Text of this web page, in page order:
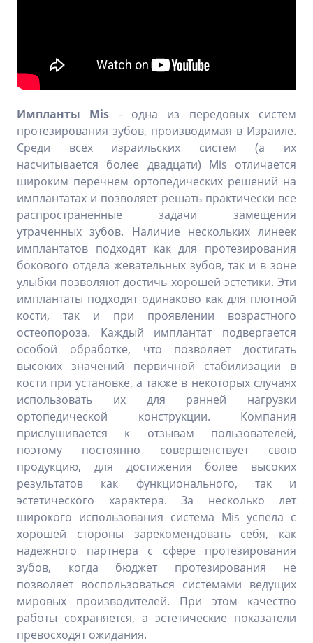
Импланты Mis - одна из передовых систем
протезирования зубов, производимая в Израиле.
Среди всех израильских систем (а их
насчитывается более двадцати) Mis отличается
широким перечнем ортопедических решений на
имплантатах и позволяет решать практически все
распространенные задачи замещения
утраченных зубов. Наличие нескольких линеек
имплантатов подходят как для протезирования
бокового отдела жевательных зубов, так и в зоне
улыбки позволяют достичь хорошей эстетики. Эти
имплантаты подходят одинаково как для плотной
кости, так и при проявлении возрастного
остеопороза. Каждый имплантат подвергается
особой обработке, что позволяет достигать
высоких значений первичной стабилизации в
кости при установке, а также в некоторых случаях
использовать их для ранней нагрузки
ортопедической конструкции. Компания
прислушивается к отзывам пользователей,
поэтому постоянно совершенствует свою
продукцию, для достижения более высоких
результатов как функционального, так и
эстетического характера. За несколько лет
широкого использования система Mis успела с
хорошей стороны зарекомендовать себя, как
надежного партнера с сфере протезирования
зубов, когда бюджет протезирования не
позволяет воспользоваться системами ведущих
мировых производителей. При этом качество
работы сохраняется, а эстетические показатели
превосходят ожидания.